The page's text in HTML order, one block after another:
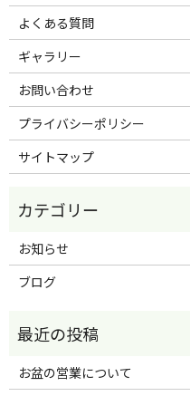
よくある質問
ギャラリー
お問い合わせ
プライバシーポリシー
サイトマップ
お知らせ
ブログ
お盆の営業について